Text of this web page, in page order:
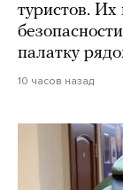
туристов. Их
палатку
10 часов назад